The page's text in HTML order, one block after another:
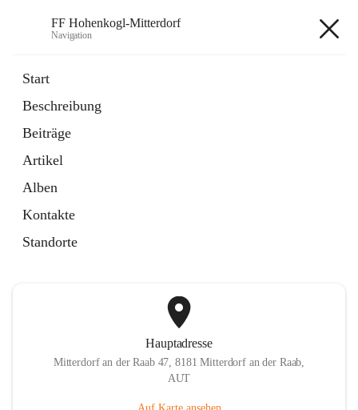
FF Hohenkogl-Mitterdorf
Navigation
Start
Beschreibung
Beiträge
Artikel
Alben
Kontakte
Standorte
Artikel
in
Tab
LLZ Einsatzübersicht
öffnet
in
neuem
Tab
Hauptadresse
Mitterdorf an der Raab 47, 8181 Mitterdorf an der Raab,
AUT